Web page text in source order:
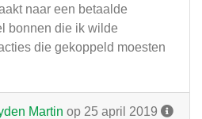
naar een betaalde
bonnen die ik wilde
die gekoppeld moesten
Martin op 25 april 2019